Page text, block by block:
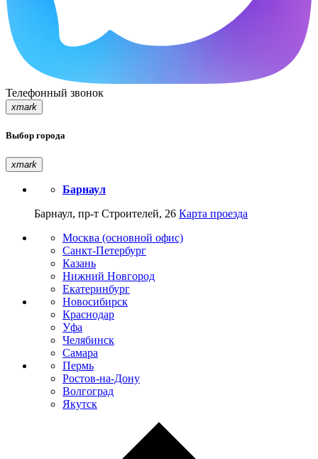
Телефонный звонок
xmark
Выбор города
xmark
Барнаул
Барнаул, пр-т Строителей, 26 Карта проезда
Москва (основной офис)
Санкт-Петербург
Казань
Нижний Новгород
Екатеринбург
Новосибирск
Краснодар
Уфа
Челябинск
Самара
Пермь
Ростов-на-Дону
Волгоград
Якутск